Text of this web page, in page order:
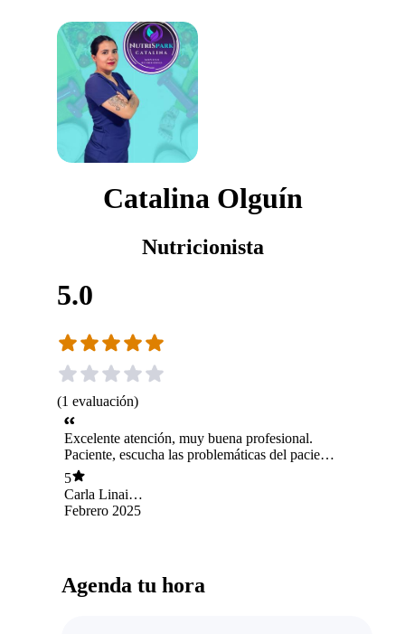
Catalina Olguín
Nutricionista
5.0
(1 evaluación)
Excelente atención, muy buena profesional.
Paciente, escucha las problemáticas del paciente
y brinda acompañamiento durante el proceso.
5
Carla Linai
Contreras
Febrero 2025
Agenda tu hora